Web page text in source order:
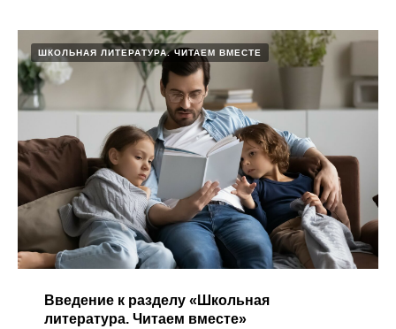
ШКОЛЬНАЯ ЛИТЕРАТУРА. ЧИТАЕМ ВМЕСТЕ
Введение к разделу «Школьная
литература. Читаем вместе»​